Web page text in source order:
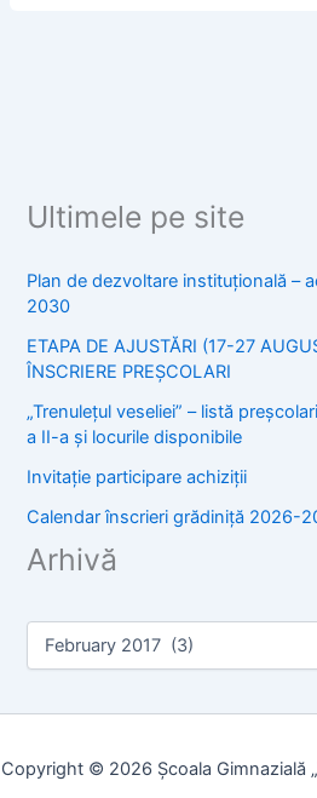
Ultimele pe site
Plan de dezvoltare instituțională –
2030
ETAPA DE AJUSTĂRI (17-27
ÎNSCRIERE PREȘCOLARI
„Trenulețul veseliei” – listă
a II-a și locurile disponibile
Invitație participare achiziții
Calendar înscrieri grădiniță 2026-
Arhivă
A
e
Copyright © 2026 Școala Gimnazială